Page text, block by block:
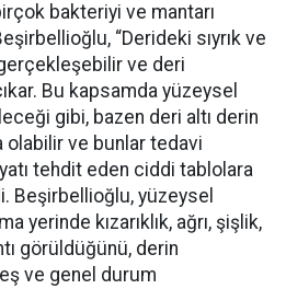
bakteriyi ve mantarı
“Derideki sıyrık ve
ve deri
Bu kapsamda yüzeysel
gibi, bazen deri altı derin
olabilir ve bunlar tedavi
tehdit eden ciddi tablolara
Beşirbellioğlu, yüzeysel
yerinde kızarıklık, ağrı, şişlik,
görüldüğünü, derin
ve genel durum